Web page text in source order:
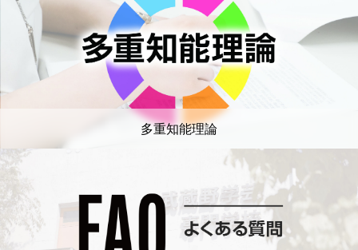
多重知能理論